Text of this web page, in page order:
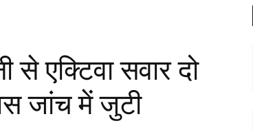
एक्टिवा सवार दो
जांच में जुटी